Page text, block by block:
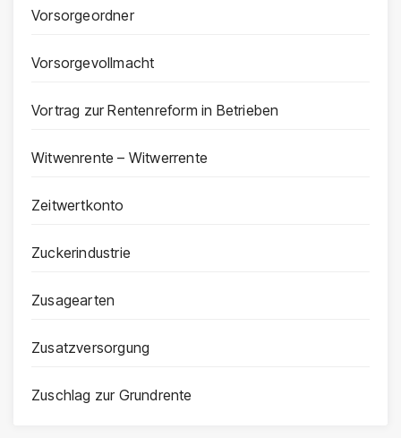
Vorsorgeordner
Vorsorgevollmacht
Vortrag zur Rentenreform in Betrieben
Witwenrente – Witwerrente
Zeitwertkonto
Zuckerindustrie
Zusagearten
Zusatzversorgung
Zuschlag zur Grundrente